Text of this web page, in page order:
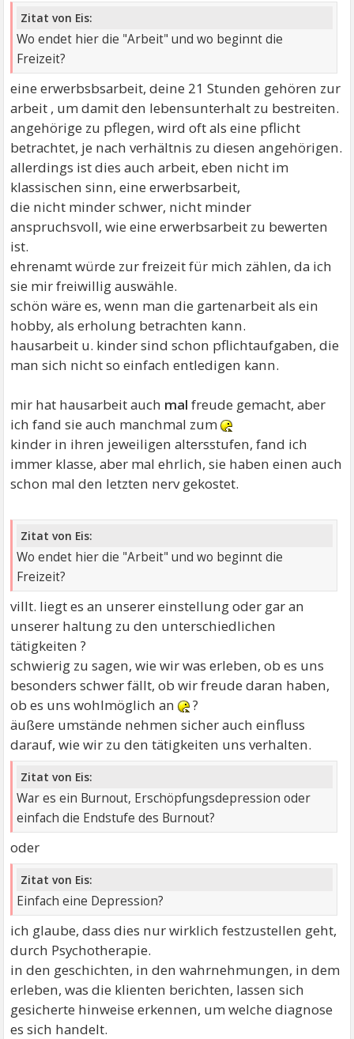
Zitat von Eis:
Wo endet hier die "Arbeit" und wo beginnt die
Freizeit?
eine erwerbsbsarbeit, deine 21 Stunden gehören zur
arbeit , um damit den lebensunterhalt zu bestreiten.
angehörige zu pflegen, wird oft als eine pflicht
betrachtet, je nach verhältnis zu diesen angehörigen.
allerdings ist dies auch arbeit, eben nicht im
klassischen sinn, eine erwerbsarbeit,
die nicht minder schwer, nicht minder
anspruchsvoll, wie eine erwerbsarbeit zu bewerten
ist.
ehrenamt würde zur freizeit für mich zählen, da ich
sie mir freiwillig auswähle.
schön wäre es, wenn man die gartenarbeit als ein
hobby, als erholung betrachten kann.
hausarbeit u. kinder sind schon pflichtaufgaben, die
man sich nicht so einfach entledigen kann.
mir hat hausarbeit auch malfreude gemacht, aber
ich fand sie auch manchmal zum
kinder in ihren jeweiligen altersstufen, fand ich
immer klasse, aber mal ehrlich, sie haben einen auch
schon mal den letzten nerv gekostet.
Zitat von Eis:
Wo endet hier die "Arbeit" und wo beginnt die
Freizeit?
villt. liegt es an unserer einstellung oder gar an
unserer haltung zu den unterschiedlichen
tätigkeiten ?
schwierig zu sagen, wie wir was erleben, ob es uns
besonders schwer fällt, ob wir freude daran haben,
ob es uns wohlmöglich an
?
äußere umstände nehmen sicher auch einfluss
darauf, wie wir zu den tätigkeiten uns verhalten.
Zitat von Eis:
War es ein Burnout, Erschöpfungsdepression oder
einfach die Endstufe des Burnout?
oder
Zitat von Eis:
Einfach eine Depression?
ich glaube, dass dies nur wirklich festzustellen geht,
durch Psychotherapie.
in den geschichten, in den wahrnehmungen, in dem
erleben, was die klienten berichten, lassen sich
gesicherte hinweise erkennen, um welche diagnose
es sich handelt.